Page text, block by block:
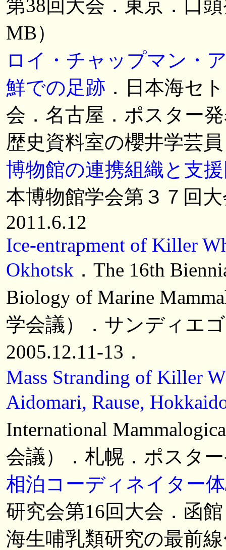
第38回大会．東京．口
MB）
ロイ・チャップマン・
鮮での足跡 ．日本海セ
会．名古屋．ポスター
歴史資料室の櫻井学芸
博物館の連携組織と支
本博物館学会第３７回
2011.6.12
Ice-entrapment of Killer
Okhotsk ．The 16th
Biology of Marine
学会議）．サンディエ
2005.12.11-13．
Mass Stranding of Killer
Aidomari, Rause,
International
会議）．札幌．ポスタ
相泊コーディネイター
研究会第16回大会．函
海生哺乳類研究の最前